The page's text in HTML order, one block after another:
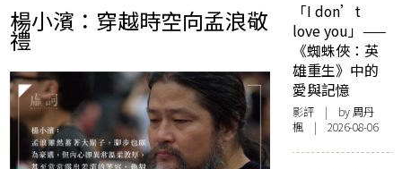
楊小濱：穿越時空向孟浪敬
禮
「I don’t
love you」——
《蜘蛛俠：英
雄重生》中的
愛與記憶
影評 | by周丹
楓 | 2026-08-06